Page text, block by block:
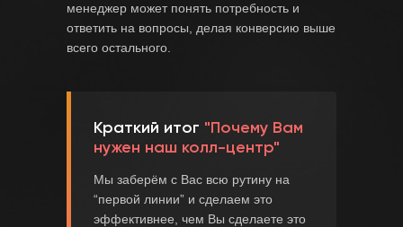
менеджер может понять потребность и
ответить на вопросы, делая конверсию выше
всего остального.
Мы заберём с Вас всю рутину на
“первой линии” и сделаем это
эффективнее, чем Вы сделаете это
Краткий итог "Почему Вам
нужен наш колл-центр"